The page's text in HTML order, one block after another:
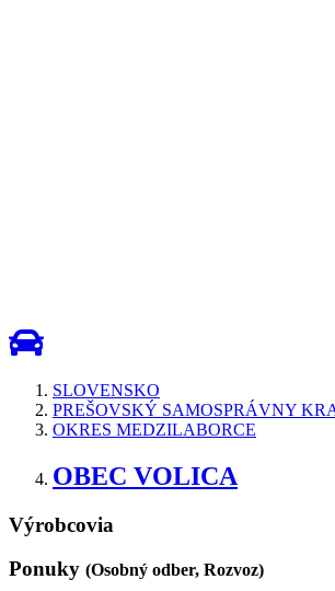
SLOVENSKO
PREŠOVSKÝ SAMOSPRÁVNY
OKRES MEDZILABORCE
OBEC VOLICA
Výrobcovia
Ponuky (Osobný odber, Rozvoz)